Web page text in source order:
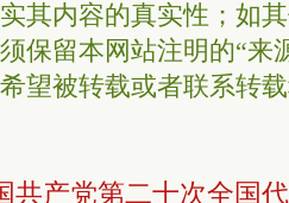
其内容的真实性；如
保留本网站注明的“来
望被转载或者联系转
共产党第二十次全国